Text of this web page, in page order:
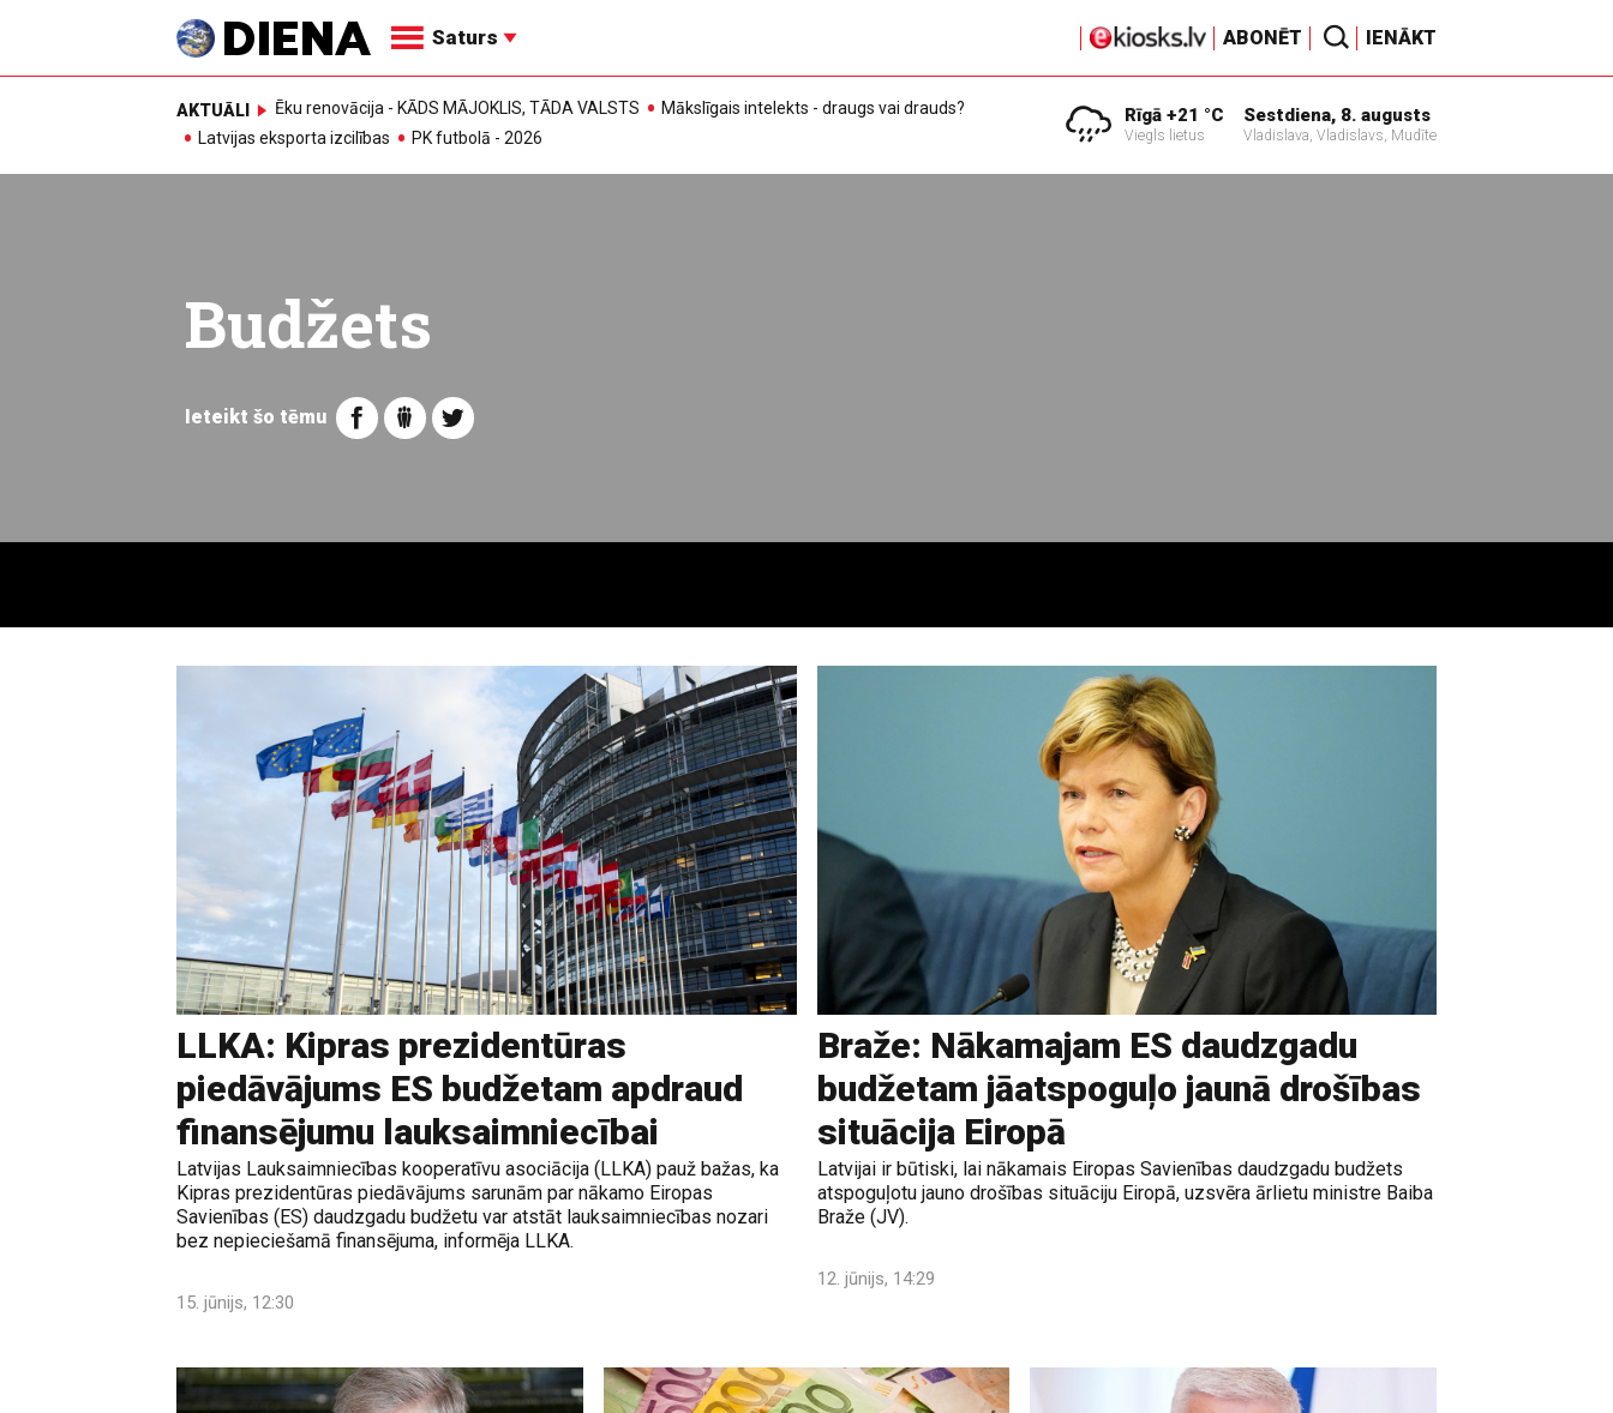
Saturs ABONĒT IENĀKT
AKTUĀLI Ēku renovācija - KĀDS MĀJOKLIS, TĀDA VALSTS
Mākslīgais intelekts - draugs vai drauds?
Latvijas eksporta izcilības
PK futbolā - 2026
Rīgā +21 °C
Viegls lietus
Sestdiena, 8. augusts
Vladislava, Vladislavs, Mudīte
Budžets
Ieteikt šo tēmu
LLKA: Kipras prezidentūras
piedāvājums ES budžetam apdraud
finansējumu lauksaimniecībai
Latvijas Lauksaimniecības kooperatīvu asociācija (LLKA) pauž bažas, ka
Kipras prezidentūras piedāvājums sarunām par nākamo Eiropas
Savienības (ES) daudzgadu budžetu var atstāt lauksaimniecības nozari
bez nepieciešamā finansējuma, informēja LLKA.
15. jūnijs, 12:30
Braže: Nākamajam ES daudzgadu
budžetam jāatspoguļo jaunā drošības
situācija Eiropā
Latvijai ir būtiski, lai nākamais Eiropas Savienības daudzgadu budžets
atspoguļotu jauno drošības situāciju Eiropā, uzsvēra ārlietu ministre Baiba
Braže (JV).
12. jūnijs, 14:29